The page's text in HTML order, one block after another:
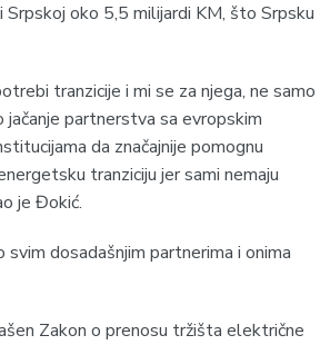
oko 5,5 milijardi KM, što Srpsku
tranzicije i mi se za njega, ne samo
partnerstva sa evropskim
da značajnije pomognu
tranziciju jer sami nemaju
je Đokić.
dosadašnjim partnerima i onima
Zakon o prenosu tržišta električne